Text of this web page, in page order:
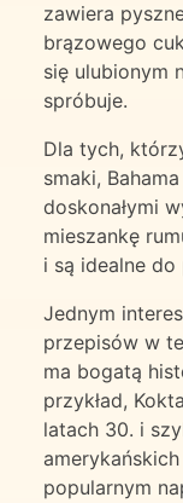
zawiera
brązowego
się ulubionym
spróbuje.
Dla tych,
smaki,
doskonałymi
mieszankę
i są idealne
Jednym
przepisów w
ma bogatą
przykład,
latach 30. i
popularnym